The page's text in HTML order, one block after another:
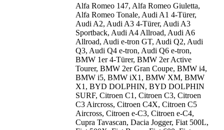
Alfa Romeo 147, Alfa Romeo Giuletta,
Alfa Romeo Tonale, Audi A1 4-Türer,
Audi A2, Audi A3 4-Türer, Audi A3
Sportback, Audi A4 Allroad, Audi A6
Allroad, Audi e-tron GT, Audi Q2, Audi
Q3, Audi Q4 e-tron, Audi Q6 e-tron,
BMW 1er 4-Türer, BMW 2er Active
Tourer, BMW 2er Gran Coupe, BMW i4,
BMW i5, BMW iX1 , BMW XM, BMW
X1 , BYD DOLPHIN, BYD DOLPHIN
SURF, Citroen C1 , Citroen C3, Citroen
C3 Aircross, Citroen C4X, Citroen C5
Aircross, Citroen e-C3, Citroen e-C4,
Cupra Tavascan, Dacia Jogger, Fiat 500L,